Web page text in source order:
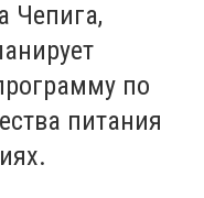
Чепига,
по
питания